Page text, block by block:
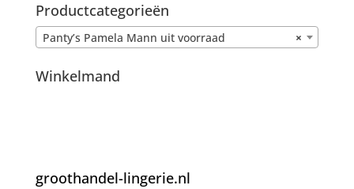
Productcategorieën
×
Panty’s Pamela Mann uit voorraad
Winkelmand
groothandel-lingerie.nl